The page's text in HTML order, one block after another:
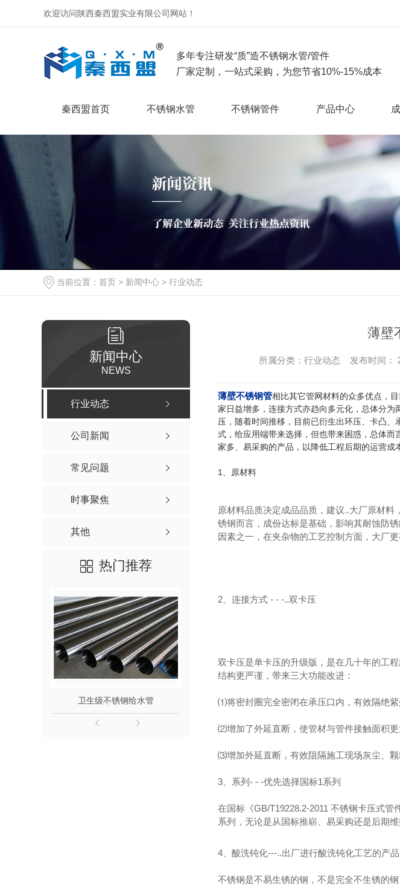
欢迎访问陕西秦西盟实业有限公司网站！
多年专注研发“质”造不锈钢水管/管件
厂家定制，一站式采购，为您节省10%-15%成本
秦西盟首页 不锈钢水管 不锈钢管件 产品中心
当前位置： 首页 > 新闻中心 > 行业动态
新闻中心
NEWS
行业动态
公司新闻
常见问题
时事聚焦
其他
热门推荐
卫生级不锈钢给水管 316L不锈钢给水管
薄壁
所属分类：行业动态 发布时间：
薄壁不锈钢管相比其它管网材料的众多优点，
家日益增多，连接方式亦趋向多元化，总体分
压，随着时间推移，目前已衍生出环压、卡凸
式，给应用端带来选择，但也带来困惑，总体
家多、易采购的产品，以降低工程后期的运营成
1、原材料
原材料品质决定成品品质，建议..大厂原材
锈钢而言，成份达标是基础，影响其耐蚀防
因素之一，在夹杂物的工艺控制方面，大厂更
2、连接方式 - - -..双卡压
双卡压是单卡压的升级版，是在几十年的工
结构更严谨，带来三大功能改进：
⑴将密封圈完全密闭在承压口内，有效隔绝
⑵增加了外延直断，使管材与管件接触面积
⑶增加外延直断，有效阻隔施工现场灰尘、
3、系列- - -优先选择国标1系列
在国标《GB/T19228.2-2011 不锈钢卡压式管
系列，无论是从国标推崭、易采购还是后期
4、酸洗钝化---..出厂进行酸洗钝化工艺的产品
不锈钢是不易生锈的钢，不是完全不生锈的